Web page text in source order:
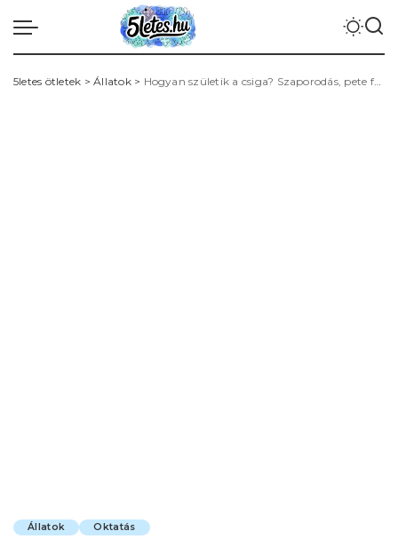
5letes ötletek >Állatok> Hogyan születik a csiga? Szaporodás, pete fejlődése és érdekességek
Állatok Oktatás